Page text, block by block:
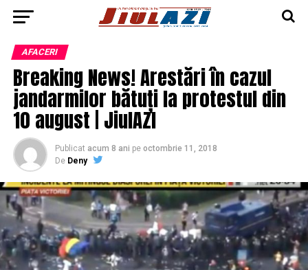
AFACERI
Breaking News! Arestări în cazul
jandarmilor bătuți la protestul din
10 august | JiulAZI
Publicat acum 8 ani pe octombrie 11, 2018
De Deny